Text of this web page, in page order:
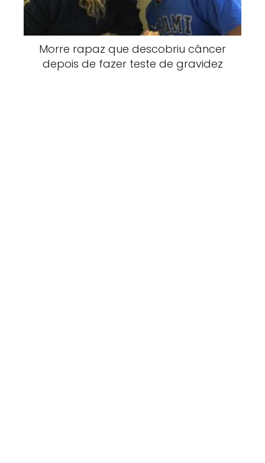
Morre rapaz que descobriu câncer
depois de fazer teste de gravidez